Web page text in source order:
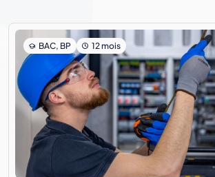
BAC, BP 12 mois